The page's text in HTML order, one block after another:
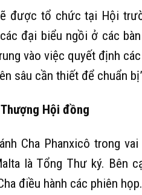
được tổ chức tại Hội
đại biểu ngồi ở các
vào việc quyết định
sâu cần thiết để chuẩn
Hội đồng
Cha Phanxicô trong
là Tổng Thư ký. Bên
điều hành các phiên họp.